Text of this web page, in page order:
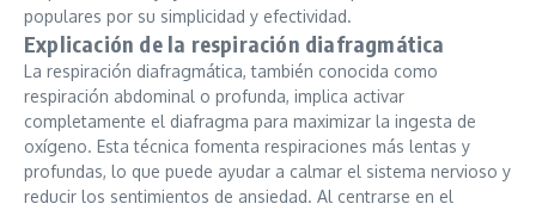
populares por su simplicidad y efectividad.
Explicación de la respiración diafragmática
La respiración diafragmática, también conocida como
respiración abdominal o profunda, implica activar
completamente el diafragma para maximizar la ingesta de
oxígeno. Esta técnica fomenta respiraciones más lentas y
profundas, lo que puede ayudar a calmar el sistema nervioso y
reducir los sentimientos de ansiedad. Al centrarse en el